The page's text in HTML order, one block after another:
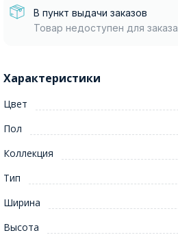
В пункт выдачи заказов
Товар недоступен для заказа
Характеристики
Цвет
Пол
Коллекция
Тип
Ширина
Высота